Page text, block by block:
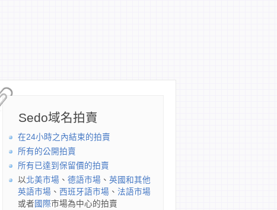
Sedo域名拍賣
在24小時之內結束的拍賣
所有的公開拍賣
所有已達到保留價的拍賣
以北美市場 、 德語市場 、 英國和其他
英語市場 、 西班牙語市場 、 法語市場
或者 國際市場為中心的拍賣